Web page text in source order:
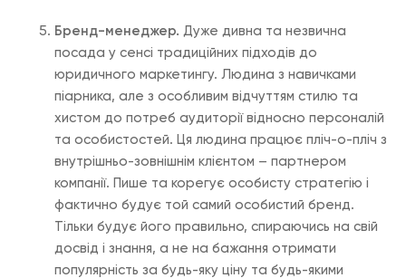
Бренд-менеджер. Дуже дивна та незвична
посада у сенсі традиційних підходів до
юридичного маркетингу. Людина з навичками
піарника, але з особливим відчуттям стилю та
хистом до потреб аудиторії відносно персоналій
та особистостей. Ця людина працює пліч-о-пліч з
внутрішньо-зовнішнім клієнтом – партнером
компанії. Пише та корегує особисту стратегію і
фактично будує той самий особистий бренд.
Тільки будує його правильно, спираючись на свій
досвід і знання, а не на бажання отримати
популярність за будь-яку ціну та будь-якими